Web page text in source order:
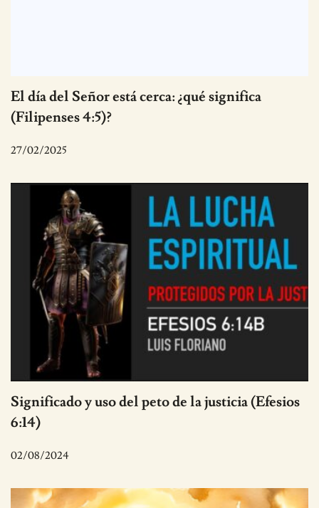
El día del Señor está cerca: ¿qué significa
(Filipenses 4:5)?
27/02/2025
Significado y uso del peto de la justicia (Efesios
6:14)
02/08/2024